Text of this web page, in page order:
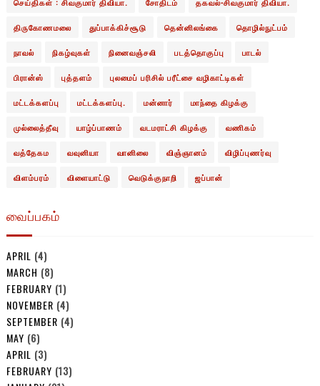
திருகோணமலை துப்பாக்கிச்சூடு தென்னிலங்கை தொழில்நுட்பம்
நாவல் நிகழ்வுகள் நினைவஞ்சலி படத்தொகுப்பு பாடல்
பிரான்ஸ் புத்தளம் புலமைப் பரிசில் பரீட்சை வழிகாட்டிகள்
மட்டக்களப்பு மட்டக்களப்பு. மன்னார் மாந்தை கிழக்கு
முல்லைத்தீவு யாழ்ப்பாணம் வடமராட்சி கிழக்கு வணிகம்
வத்தேகம வவுனியா வானிலை விஞ்ஞானம் விழிப்புணர்வு
விளம்பரம் விளையாட்டு வெடுக்குநாறி ஜப்பான்
வைப்பகம்
APRIL (4)
MARCH (8)
FEBRUARY (1)
NOVEMBER (4)
SEPTEMBER (4)
MAY (6)
APRIL (3)
FEBRUARY (13)